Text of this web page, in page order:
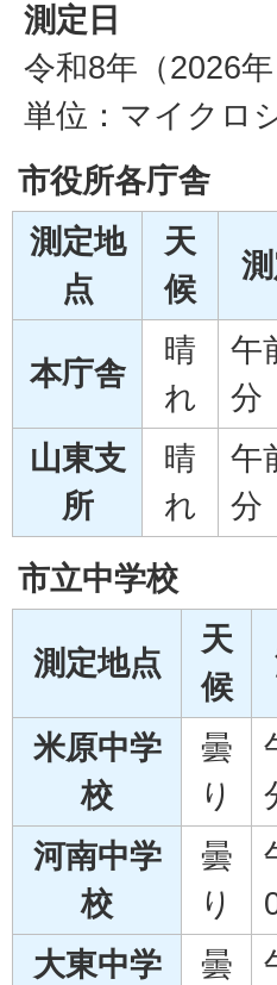
測定日
令和8年（2026
単位：マイクロ
市役所各庁舎
測定地
点
天
候
本庁舎
晴
れ
午
分
山東支
所
晴
れ
午
分
市立中学校
測定地点
天
候
米原中学
校
曇
り
河南中学
校
曇
り
大東中学
曇